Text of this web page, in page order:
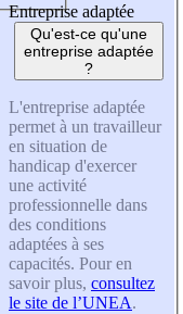
Entreprise adaptée
Qu'est-ce qu'une
entreprise adaptée
?
L'entreprise adaptée
permet à un travailleur
en situation de
handicap d'exercer
une activité
professionnelle dans
des conditions
adaptées à ses
capacités. Pour en
savoir plus, consultez
le site de l’UNEA.